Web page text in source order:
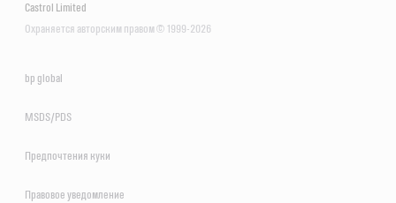
Castrol Limited
Охраняется авторским правом © 1999-2026
bp global
MSDS/PDS
Предпочтения куки
Правовое уведомление